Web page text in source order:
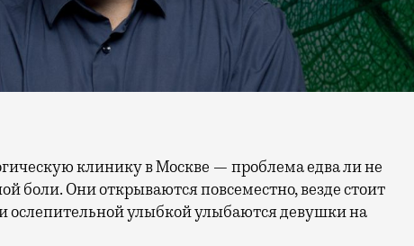
боли. Они открываются повсеместно, везде стоит
ослепительной улыбкой улыбаются девушки на